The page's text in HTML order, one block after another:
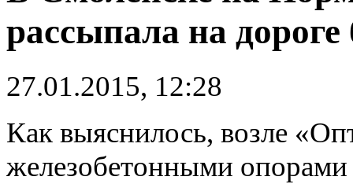
рассыпала на
27.01.2015, 12:28
Как выяснилось, возле
железобетонными